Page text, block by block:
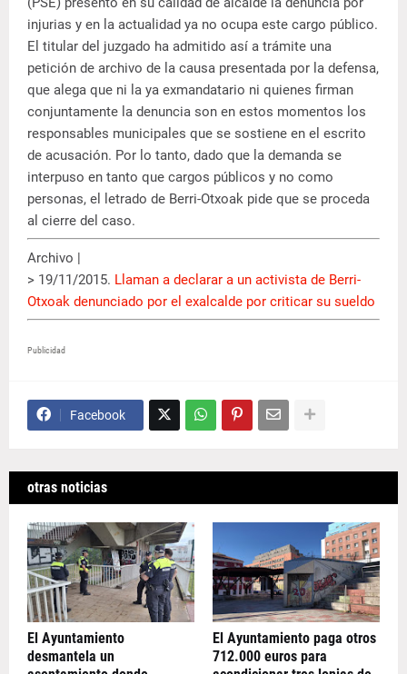
injurias y en la actualidad ya no ocupa este cargo público.
El titular del juzgado ha admitido así a trámite una
petición de archivo de la causa presentada por la defensa,
que alega que ni la ya exmandatario ni quienes firman
conjuntamente la denuncia son en estos momentos los
responsables municipales que se sostiene en el escrito
de acusación. Por lo tanto, dado que la demanda se
interpuso en tanto que cargos públicos y no como
personas, el letrado de Berri-Otxoak pide que se proceda
al cierre del caso.
Archivo |
> 19/11/2015. Llaman a declarar a un activista de Berri-
Otxoak denunciado por el exalcalde por criticar su sueldo
Publicidad
Facebook
otras noticias
El Ayuntamiento
desmantela un
El Ayuntamiento paga otros
712.000 euros para